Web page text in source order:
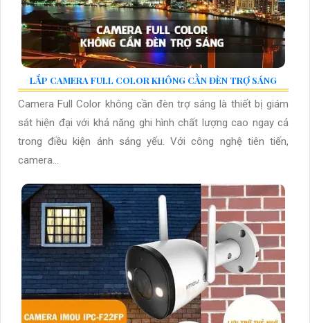
LẮP CAMERA FULL COLOR KHÔNG CẦN ĐÈN TRỢ SÁNG
Camera Full Color không cần đèn trợ sáng là thiết bị giám
sát hiện đại với khả năng ghi hình chất lượng cao ngay cả
trong điều kiện ánh sáng yếu. Với công nghệ tiên tiến,
camera...